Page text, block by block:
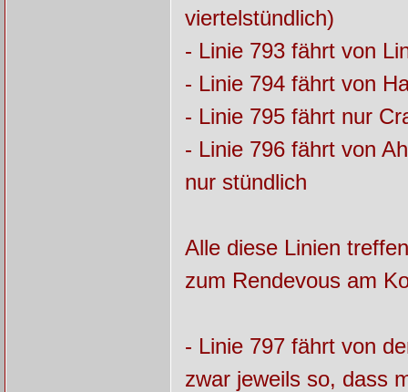
viertelstündlich)
- Linie 793 fährt von
- Linie 794 fährt von
- Linie 795 fährt nur
- Linie 796 fährt von
nur stündlich
Alle diese Linien
zum Rendevous am
- Linie 797 fährt von
zwar jeweils so, dass